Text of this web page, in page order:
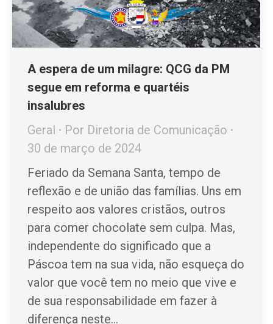
A espera de um milagre: QCG da PM
segue em reforma e quartéis
insalubres
Geral
Por Diretoria de Comunicação
30 de março de 2024
Feriado da Semana Santa, tempo de
reflexão e de união das famílias. Uns em
respeito aos valores cristãos, outros
para comer chocolate sem culpa. Mas,
independente do significado que a
Páscoa tem na sua vida, não esqueça do
valor que você tem no meio que vive e
de sua responsabilidade em fazer à
diferença neste…